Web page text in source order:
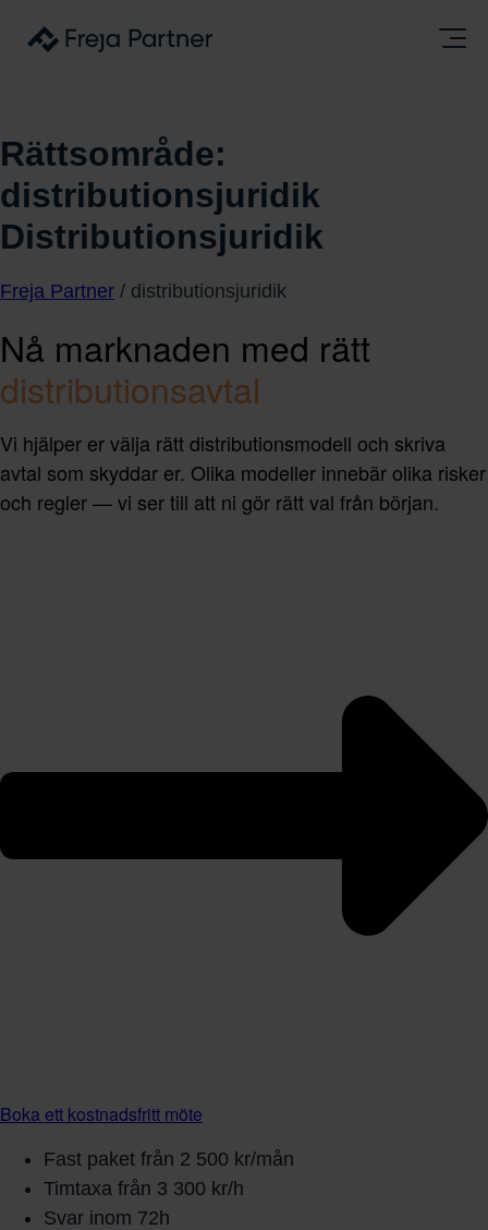
Rättsområde:
distributionsjuridik
Distributionsjuridik
Freja Partner / distributionsjuridik
Nå marknaden med rätt
distributionsavtal
Vi hjälper er välja rätt distributionsmodell och skriva
avtal som skyddar er. Olika modeller innebär olika risker
och regler — vi ser till att ni gör rätt val från början.
Boka ett kostnadsfritt möte
Fast paket från 2 500 kr/mån
Timtaxa från 3 300 kr/h
Svar inom 72h